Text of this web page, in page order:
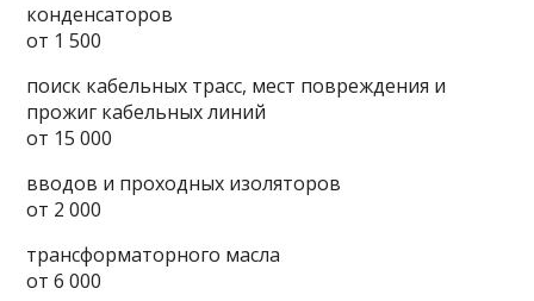
конденсаторов
от 1 500
поиск кабельных трасс, мест повреждения и
прожиг кабельных линий
от 15 000
вводов и проходных изоляторов
от 2 000
трансформаторного масла
от 6 000